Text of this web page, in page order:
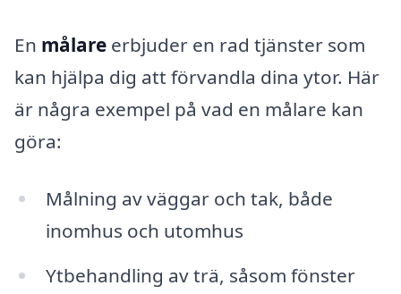
En målare erbjuder en rad tjänster som
kan hjälpa dig att förvandla dina ytor. Här
är några exempel på vad en målare kan
göra:
Målning av väggar och tak, både
inomhus och utomhus
Ytbehandling av trä, såsom fönster